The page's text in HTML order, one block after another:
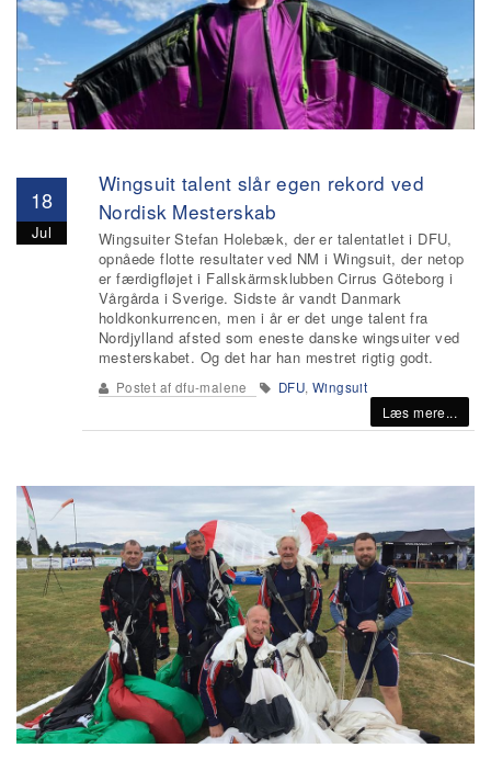
18
Jul
Wingsuit talent slår egen rekord ved
Nordisk Mesterskab
Wingsuiter Stefan Holebæk, der er talentatlet i DFU,
opnåede flotte resultater ved NM i Wingsuit, der netop
er færdigfløjet i Fallskärmsklubben Cirrus Göteborg i
Vårgårda i Sverige. Sidste år vandt Danmark
holdkonkurrencen, men i år er det unge talent fra
Nordjylland afsted som eneste danske wingsuiter ved
mesterskabet. Og det har han mestret rigtig godt.
Postet af dfu-malene DFU,Wingsuit
Læs mere...